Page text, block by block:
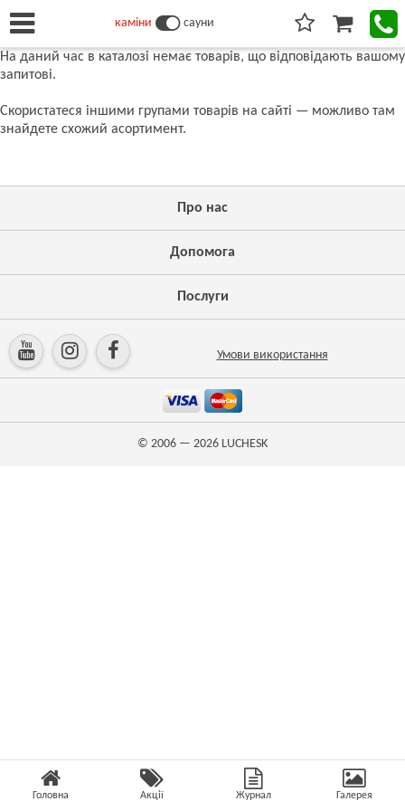
каміни сауни
На даний час в каталозі немає товарів, що відповідають вашому
запитові.
Скористатеся іншими групами товарів на сайті — можливо там
знайдете схожий асортимент.
Про нас
Допомога
Послуги
Умови використання
© 2006 — 2026 LUCHESK
Головна Акції Журнал Галерея